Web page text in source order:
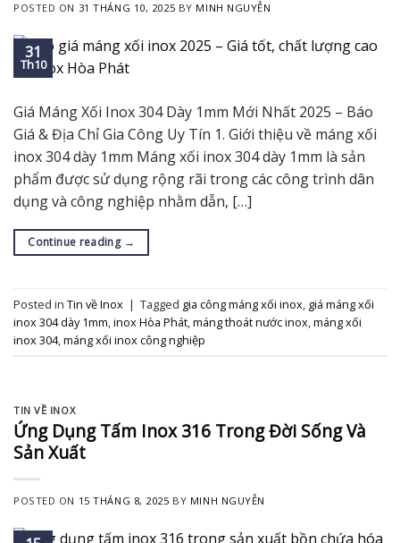
POSTED ON 31 THÁNG 10, 2025 BY MINH NGUYỄN
31
Th10
Giá Máng Xối Inox 304 Dày 1mm Mới Nhất 2025 – Báo
Giá & Địa Chỉ Gia Công Uy Tín 1. Giới thiệu về máng xối
inox 304 dày 1mm Máng xối inox 304 dày 1mm là sản
phẩm được sử dụng rộng rãi trong các công trình dân
dụng và công nghiệp nhằm dẫn, […]
Continue reading →
Posted in Tin về Inox | Tagged gia công máng xối inox, giá máng xối
inox 304 dày 1mm,inox Hòa Phát,máng thoát nước inox,máng xối
inox 304,máng xối inox công nghiệp
TIN VỀ INOX
Ứng Dụng Tấm Inox 316 Trong Đời Sống Và
Sản Xuất
POSTED ON 15 THÁNG 8, 2025 BY MINH NGUYỄN